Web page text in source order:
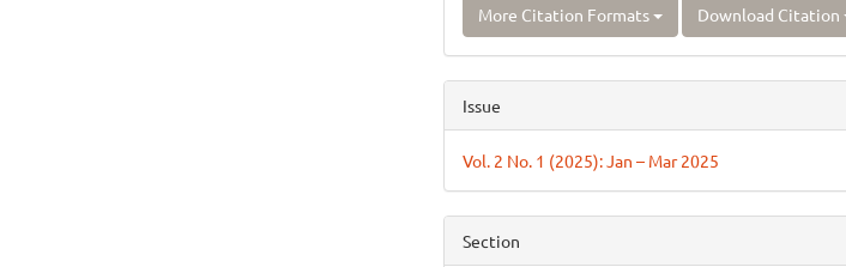
More Citation Formats Download Citation
Issue
Vol. 2 No. 1 (2025): Jan – Mar 2025
Section